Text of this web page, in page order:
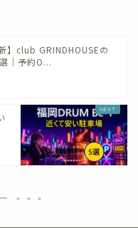
】club GRINDHOUSEの
｜予約O...